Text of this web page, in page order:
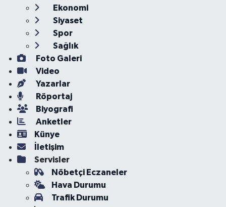
Ekonomi
Siyaset
Spor
Sağlık
Foto Galeri
Video
Yazarlar
Röportaj
Biyografi
Anketler
Künye
İletişim
Servisler
Nöbetçi Eczaneler
Hava Durumu
Trafik Durumu